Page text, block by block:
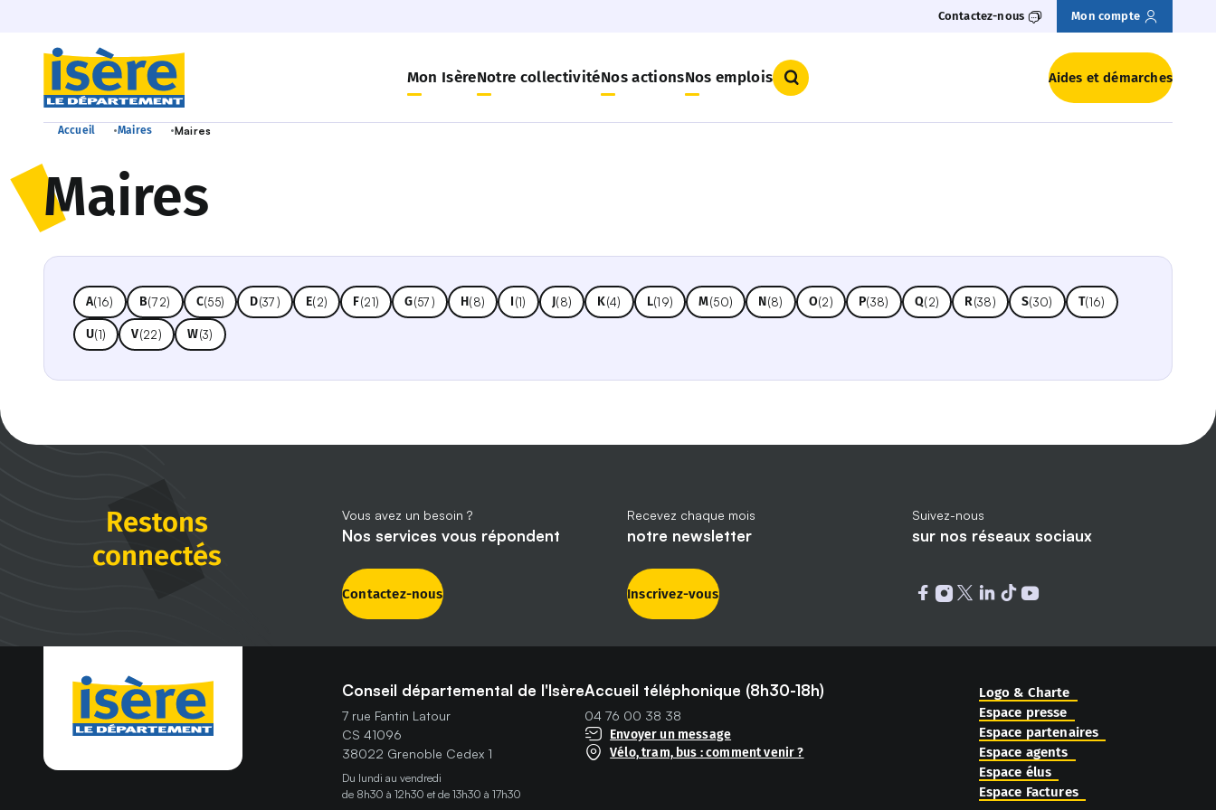
Contactez-nous Mon compte
Mon IsèreNotre collectivitéNos actionsNos emplois Que recherchez-vous ? Aides et démarches
Accueil •Maires •Maires
Maires
A(16) B(72) C(55) D(37) E(2) F(21) G(57) H(8) I(1) J(8) K(4) L(19) M(50) N(8) O(2) P(38) Q(2) R(38) S(30) T(16)
U(1) V(22) W(3)
Restons
connectés
Vous avez un besoin ?
Nos services vous répondent
Contactez-nous
Recevez chaque mois
notre newsletter
Inscrivez-vous
Suivez-nous
sur nos réseaux sociaux
Conseil départemental de l'Isère
7 rue Fantin Latour
CS 41096
38022 Grenoble Cedex 1
Du lundi au vendredi
de 8h30 à 12h30 et de 13h30 à 17h30
Accueil téléphonique (8h30-18h)
04 76 00 38 38
Envoyer un message
Vélo, tram, bus : comment venir ?
Logo & Charte
Espace presse
Espace partenaires
Espace agents
Espace élus
Espace Factures